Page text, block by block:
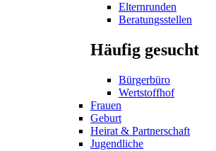
Elternrunden
Beratungsstellen
Häufig gesucht
Bürgerbüro
Wertstoffhof
Frauen
Geburt
Heirat & Partnerschaft
Jugendliche